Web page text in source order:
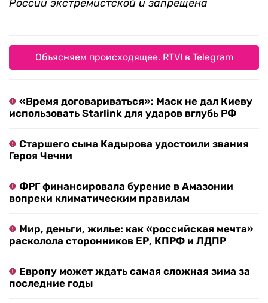
России экстремистской и запрещена
Объясняем происходящее. RTVI в Telegram
«Время договариваться»: Маск не дал Киеву
использовать Starlink для ударов вглубь РФ
Старшего сына Кадырова удостоили звания
Героя Чечни
ФРГ финансировала бурение в Амазонии
вопреки климатическим правилам
Мир, деньги, жилье: как «российская мечта»
расколола сторонников ЕР, КПРФ и ЛДПР
Европу может ждать самая сложная зима за
последние годы